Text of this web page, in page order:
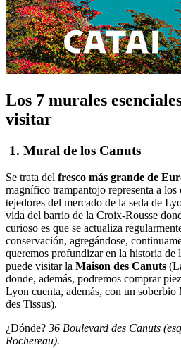
Los 7 murales
visitar
1. Mural de los Canuts
Se trata del fresco más grande de
magnífico trampantojo representa a los
tejedores del mercado de la seda de
vida del barrio de la Croix-Rousse
curioso es que se actualiza
conservación, agregándose,
queremos profundizar en la historia de
puede visitar la Maison des Canuts
donde, además, podremos comprar
Lyon cuenta, además, con un
des Tissus).
¿Dónde? 36 Boulevard des Canuts
Rochereau).